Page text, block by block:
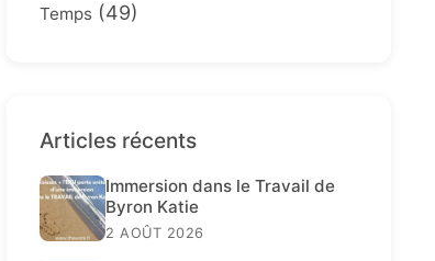
Temps (49)
Articles récents
Immersion dans le Travail de
Byron Katie
2 AOÛT 2026